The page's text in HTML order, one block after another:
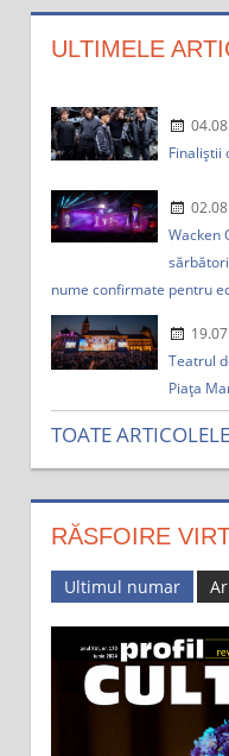
ULTIMELE
Finaliștii
Wacken
nume confirmate pentru
Teatrul
Piața
TOATE ARTICOLELE
RĂSFOIRE
Ultimul numar